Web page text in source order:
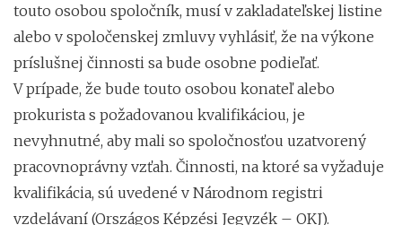
touto osobou spoločník, musí v zakladateľskej listine
alebo v spoločenskej zmluvy vyhlásiť, že na výkone
príslušnej činnosti sa bude osobne podieľať.
V prípade, že bude touto osobou konateľ alebo
prokurista s požadovanou kvalifikáciou, je
nevyhnutné, aby mali so spoločnosťou uzatvorený
pracovnoprávny vzťah. Činnosti, na ktoré sa vyžaduje
kvalifikácia, sú uvedené v Národnom registri
vzdelávaní (Országos Képzési Jegyzék – OKJ).